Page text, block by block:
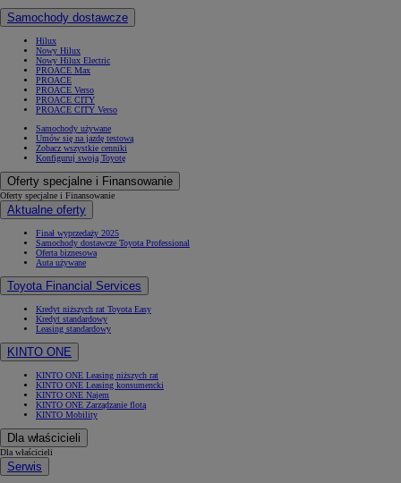
Samochody dostawcze
Hilux
Nowy Hilux
Nowy Hilux Electric
PROACE Max
PROACE
PROACE Verso
PROACE CITY
PROACE CITY Verso
Samochody używane
Umów się na jazdę testową
Zobacz wszystkie cenniki
Konfiguruj swoją Toyotę
Oferty specjalne i Finansowanie
Oferty specjalne i Finansowanie
Aktualne oferty
Finał wyprzedaży 2025
Samochody dostawcze Toyota Professional
Oferta biznesowa
Auta używane
Toyota Financial Services
Kredyt niższych rat Toyota Easy
Kredyt standardowy
Leasing standardowy
KINTO ONE
KINTO ONE Leasing niższych rat
KINTO ONE Leasing konsumencki
KINTO ONE Najem
KINTO ONE Zarządzanie flotą
KINTO Mobility
Dla właścicieli
Dla właścicieli
Serwis